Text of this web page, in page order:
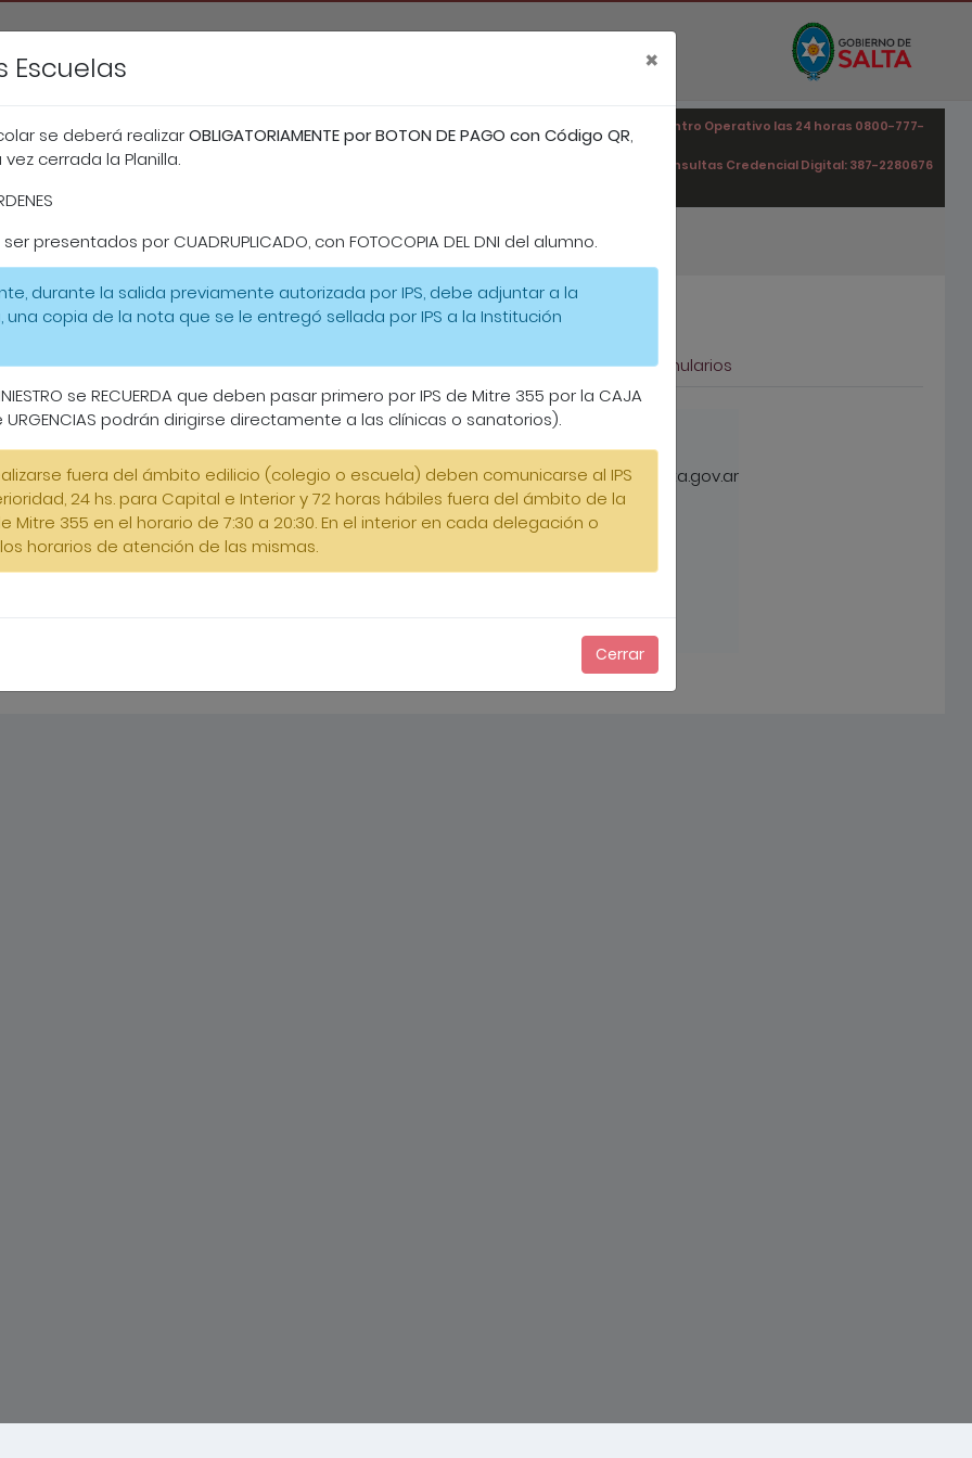
Carta de
Servicios
Afiliación
Centro Operativo las 24 horas 0800-777-
Consultas Credencial Digital: 387-2280676
acuerdo a la Ley provincial Nº 5110/77.
Beneficios y requisitos Prestadores voluntarios Descargas de formularios
Seguro Escolar haga click en este enlace
con los siguientes datos (sin excepción) a la casilla de correo: informatica@ipssalta.gov.ar
Escuelas ×
se deberá realizarOBLIGATORIAMENTE por BOTON DE PAGO con Código QR,
cerrada la Planilla.
ser presentados por CUADRUPLICADO, con FOTOCOPIA DEL DNI del alumno.
durante la salida previamente autorizada por IPS, debe adjuntar a la
una copia de la nota que se le entregó sellada por IPS a la Institución
se RECUERDA que deben pasar primero por IPS de Mitre 355 por la CAJA
URGENCIAS podrán dirigirse directamente a las clínicas o sanatorios).
fuera del ámbito edilicio (colegio o escuela) deben comunicarse al IPS
24 hs. para Capital e Interior y 72 horas hábiles fuera del ámbito de la
Mitre 355 en el horario de 7:30 a 20:30. En el interior en cada delegación o
horarios de atención de las mismas.
Cerrar